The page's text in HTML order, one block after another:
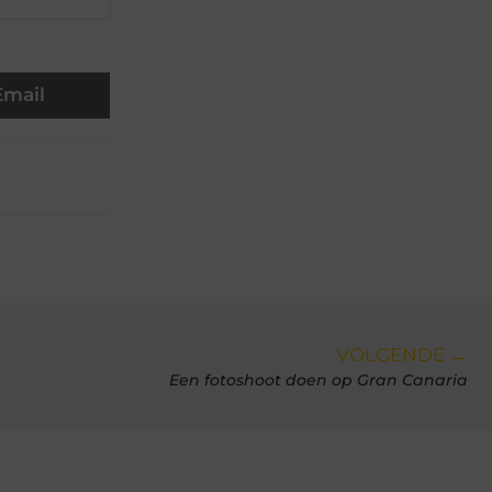
VOLGENDE →
Een fotoshoot doen op Gran Canaria